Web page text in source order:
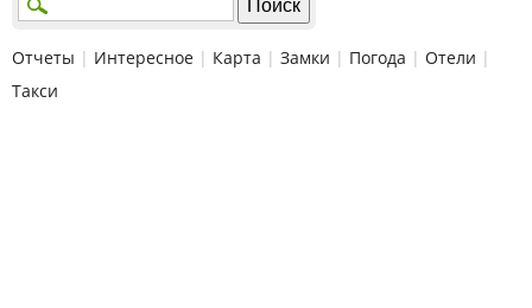
Отчеты | Интересное | Карта | Замки | Погода | Отели |
Такси